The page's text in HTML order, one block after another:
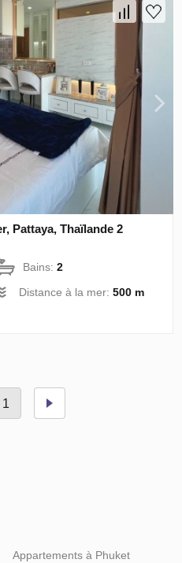
Pattaya, Thaïlande 2
Bains:2
Distance à la mer:500 m
1
Appartements à Phuket